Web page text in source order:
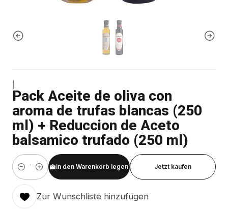
Pack Aceite de oliva con
aroma de trufas blancas (250
ml) + Reduccion de Aceto
balsamico trufado (250 ml)
Menge
in den Warenkorb legen Jetzt kaufen
Zur Wunschliste hinzufügen